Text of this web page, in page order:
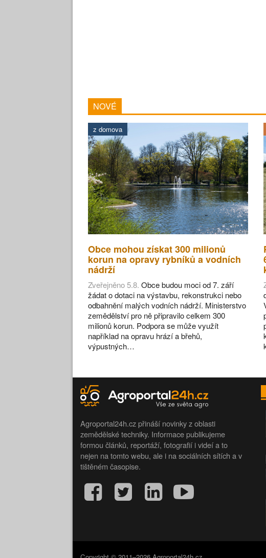
NOVÉ
z domova
Obce mohou získat 300 milionů
korun na opravy rybníků a vodních
nádrží
Zveřejněno 5.8. Obce budou moci od 7. září
žádat o dotaci na výstavbu, rekonstrukci nebo
odbahnění malých vodních nádrží. Ministerstvo
zemědělství pro ně připravilo celkem 300
milionů korun. Podpora se může využít
například na opravu hrází a břehů,
výpustných…
Agroportal24h.cz přináší novinky z oblasti
zemědělské techniky. Informace publikujeme
formou článků, reportáží, fotografií i videí a to
nejen na tomto webu, ale i na sociálních sítích a v
tištěném časopise.